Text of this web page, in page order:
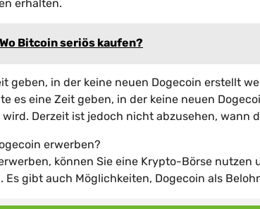
erhalten.
Wo Bitcoin seriös kaufen?
geben, in der keine neuen Dogecoin erstellt
es eine Zeit geben, in der keine neuen
Derzeit ist jedoch nicht abzusehen, wann
erwerben?
können Sie eine Krypto-Börse
Es gibt auch Möglichkeiten, Dogecoin als